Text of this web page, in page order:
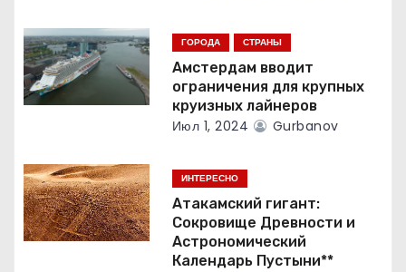
и
с
м
ГОРОДА СТРАНЫ
Амстердам вводит
ограничения для крупных
круизных лайнеров
Июл 1, 2024 Gurbanov
ИНТЕРЕСНО
Атакамский гигант:
Сокровище Древности и
Астрономический
Календарь Пустыни**